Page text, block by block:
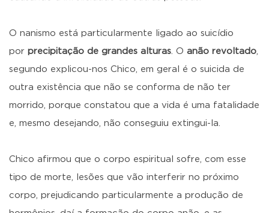
O nanismo está particularmente ligado ao suicídio
por precipitação de grandes alturas. O anão revoltado,
segundo explicou-nos Chico, em geral é o suicida de
outra existência que não se conforma de não ter
morrido, porque constatou que a vida é uma fatalidade
e, mesmo desejando, não conseguiu extingui-la.
Chico afirmou que o corpo espiritual sofre, com esse
tipo de morte, lesões que vão interferir no próximo
corpo, prejudicando particularmente a produção de